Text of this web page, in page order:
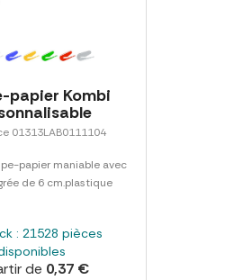
papier Kombi
01313LAB0111104
papier maniable avec
de 6 cm.plastique
: 21528 pièces
de 0,37 €